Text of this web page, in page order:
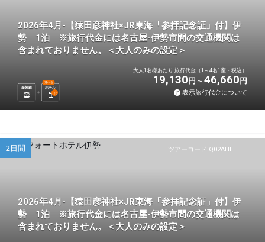
2026年4月-【猿田彦神社×JR東海「参拝記念証」付】伊
勢 1泊 ※旅行代金には名古屋-伊勢市間の交通機関は
含まれておりません。＜大人のみの設定＞
新幹線 ホテル
選べる
1 泊
大人1名様あたり 旅行代金（1～4名1室・税込）
19,130 円 46,660 円
表示旅行代金について
ツアーコード Q02AHL
2日間
2026年4月-【猿田彦神社×JR東海「参拝記念証」付】伊
勢 1泊 ※旅行代金には名古屋-伊勢市間の交通機関は
含まれておりません。＜大人のみの設定＞